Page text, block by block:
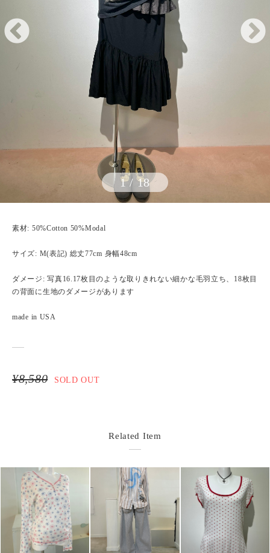
1/18
素材: 50%Cotton 50%Modal
サイズ: M(表記) 総丈77cm 身幅48cm
ダメージ: 写真16.17枚目のような取りきれない細かな毛羽立ち、18枚目
の背面に生地のダメージがあります
made in USA
¥8,580 SOLD OUT
Related Item